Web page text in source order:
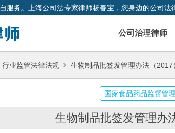
服务。上海公司法专家律师杨春宝，您身边的公司法
公司治理律师
行业监管法律法规 生物制品批签发管理办法（2017
生物制品批签发管理办
国家食品药品监督管